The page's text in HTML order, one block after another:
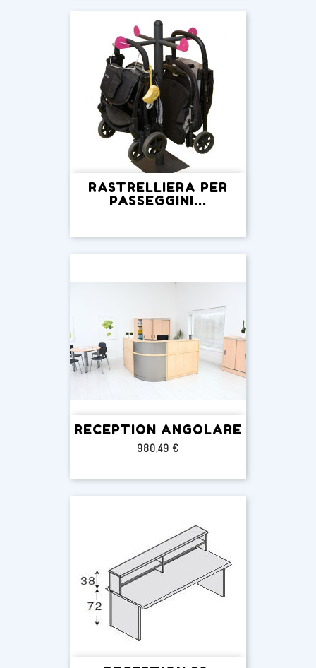
RASTRELLIERA PER
PASSEGGINI...
RECEPTION ANGOLARE
Prezzo
980,49 €